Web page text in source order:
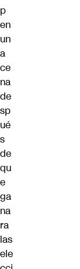
p
en
un
a
ce
na
de
sp
ué
s
de
qu
e
ga
na
ra
las
ele